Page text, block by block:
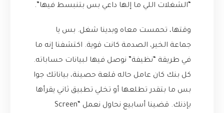
“الشغلات اللي ما إلها داعي بس بتنبسط فيها”.
وقتها، تحمست معاه وبدينا شغل. بس يا
جماعة الخير، الصدمة كانت قوية. اكتشفنا إنه ما
في طريقة “نظيفة” نوصل فيها لبيانات حساباته.
كل بنك كان عامل حاله قلعة حصينة، بياناتك جوا
بس ما بتقدر تطلعها أو تخلي تطبيق ثاني يقرأها
بإذنك. قضينا أسابيع نحاول نعمل “Screen